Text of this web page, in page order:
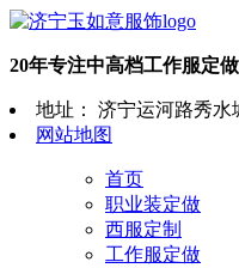
20年专注中高档工作服定做
地址： 济宁运河路秀水
网站地图
首页
职业装定做
西服定制
工作服定做